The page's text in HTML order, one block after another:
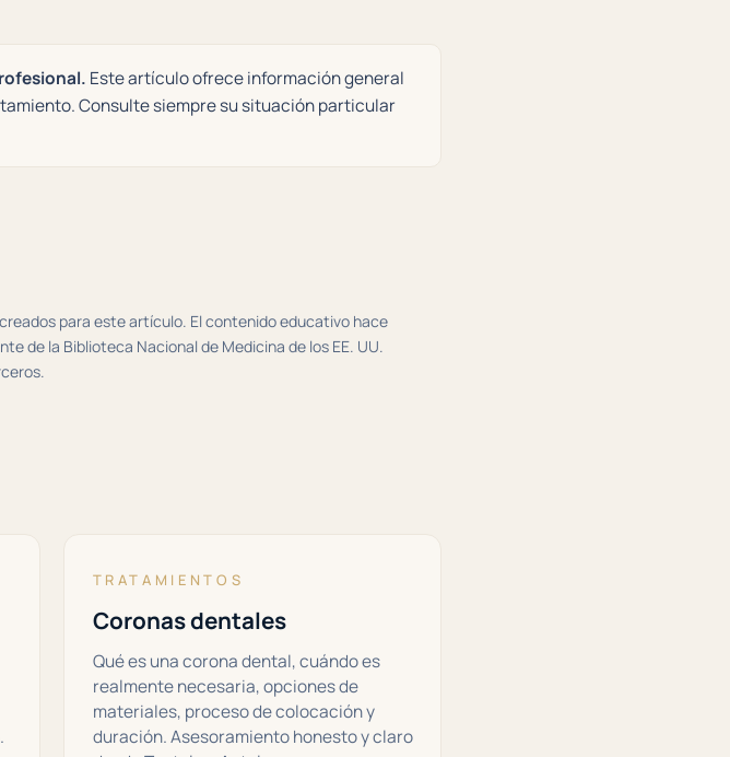
Este artículo ofrece información general
Consulte siempre su situación particular
para este artículo. El contenido educativo hace
de la Biblioteca Nacional de Medicina de los EE. UU.
TRATAMIENTOS
Coronas dentales
Qué es una corona dental, cuándo es
realmente necesaria, opciones de
materiales, proceso de colocación y
duración. Asesoramiento honesto y claro